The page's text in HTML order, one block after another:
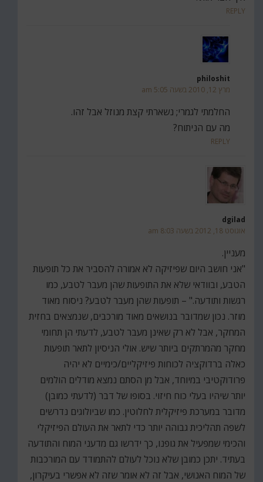
REPLY
philoshit
מרץ 12, 2010 בשעה 5:05 am
החלמתי לגמרי; נשארתי קצת מנוזל אבל זהו.
מה עם הניתוח?
REPLY
dgilad
אוגוסט 18, 2012 בשעה 8:03 am
מעניין.
"אני חושב היום שפיזיקה לא אמורה להסביר את כל תופעות
הטבע, ובוודאי שלא את התופעות שהן מעבר לטבע, כמו
רגשות ותודעה." – תופעות שהן מעבר לטבע? ניסוח מאוד
מוזר. נכון שמדובר בנושאים מאוד מורכבים, שנמצאים בחזית
המחקר, אבל לא רק שאינן מעבר לטבע, לדעתי הן תחומי
מחקר מהמרתקים ביותר שיש. אולי הניסיון לתאר תופעות
כאלה ברדוקציה לכוחות פיזיקליים/כימיים לא יהיה
פרודוקטיבי במיוחד, אבל מן הסתם נמצא מודלים הולמים
יותר שיהיו בעלי כוח חיזוי. בסופו של דבר (לדעתי כמובן)
מדובר במערכת פיזיקלית לחלוטין. כמו שביולוגים נדרשים
לשפה תהליכית גבוהה יותר כדי לתאר את העולם הפיזיקלי
והכימי שמפעיל את גופנו, כך ידרשו גם מדעני המוח והתודעה
בעתיד. יתכן כמובן שלא נוכל לעולם להתמודד עם המורכבות
של המוח האנושי, אבל זה לא אומר שזה לא אפשרי בעיקרון,